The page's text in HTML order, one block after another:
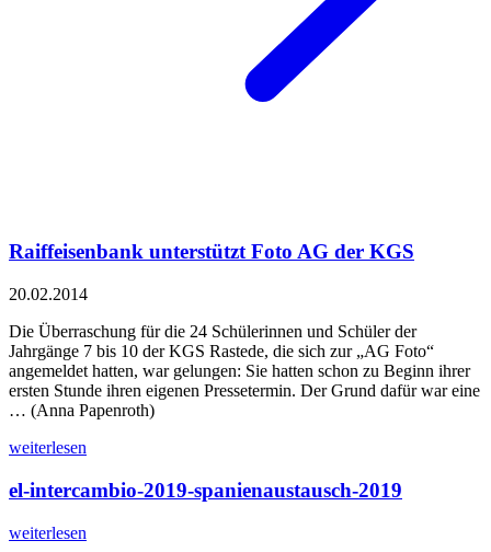
Raiffeisenbank unterstützt Foto AG der KGS
20.02.2014
Die Überraschung für die 24 Schülerinnen und Schüler der
Jahrgänge 7 bis 10 der KGS Rastede, die sich zur „AG Foto“
angemeldet hatten, war gelungen: Sie hatten schon zu Beginn ihrer
ersten Stunde ihren eigenen Pressetermin. Der Grund dafür war eine
… (Anna Papenroth)
weiterlesen
el-intercambio-2019-spanienaustausch-2019
weiterlesen